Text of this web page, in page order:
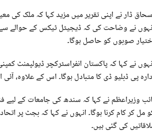
ڈار نے اپنی تقریر میں مزید کہا کہ ملک کی
نے وضاحت کی کہ ڈیجیٹل ٹیکس کے حوالے
صوبوں کو حاصل ہوگا۔
پی ڈبلیو ڈی کا متبادل ہوگا۔ اس کے علاوہ،
وزیراعظم نے کہا کہ سندھ کی جامعات کے لیے
مل کر کام کرنا ہوگا۔ انہوں نے کہا کہ بجٹ پر
کی گئی ہیں۔